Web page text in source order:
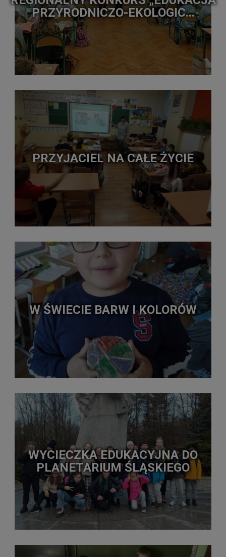
PRZYRODNICZO-EKOLOGIC...
PRZYJACIEL NA CAŁE ŻYCIE
W ŚWIECIE BARW I KOLORÓW
WYCIECZKA EDUKACYJNA DO
PLANETARIUM ŚLĄSKIEGO